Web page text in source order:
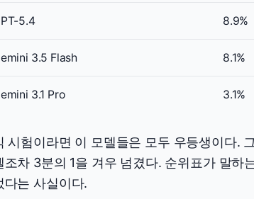
5.4 8.9%
3.5 Flash 8.1%
3.1 Pro 3.1%
시험이라면 이 모델들은 모두 우등생이다.
조차 3분의 1을 겨우 넘겼다. 순위표가 말하
다는 사실이다.